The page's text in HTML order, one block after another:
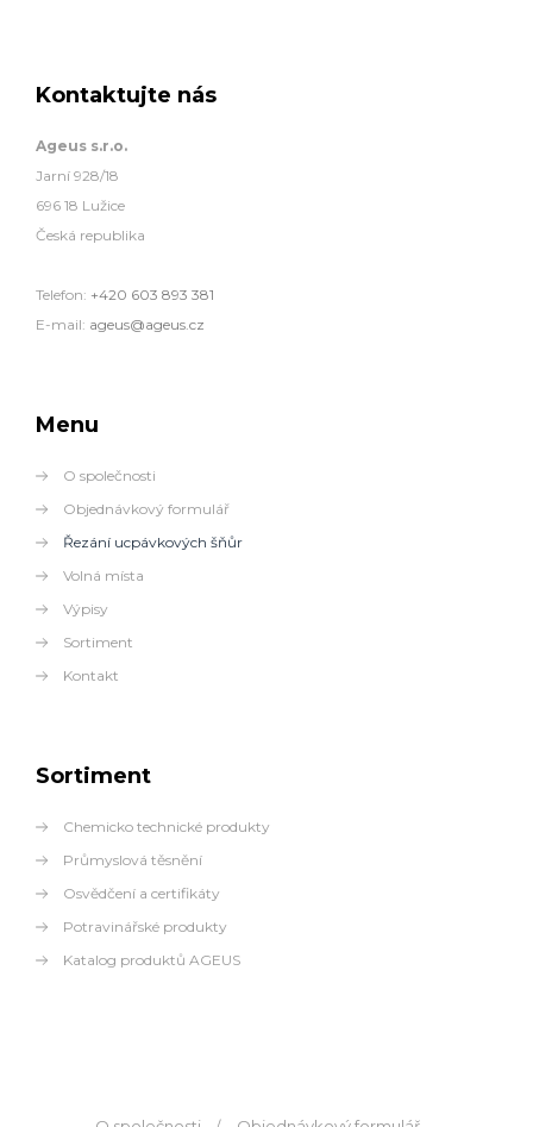
Kontaktujte nás
Ageus s.r.o.
Jarní 928/18
696 18 Lužice
Česká republika
Telefon: +420 603 893 381
E-mail: ageus@ageus.cz
Menu
O společnosti
Objednávkový formulář
Řezání ucpávkových šňůr
Volná místa
Výpisy
Sortiment
Kontakt
Sortiment
Chemicko technické produkty
Průmyslová těsnění
Osvědčení a certifikáty
Potravinářské produkty
Katalog produktů AGEUS